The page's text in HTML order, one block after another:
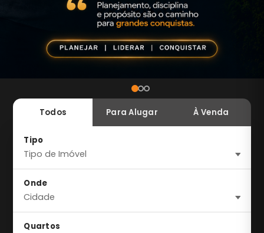
Todos Para Alugar À Venda
Tipo
Onde
Quartos